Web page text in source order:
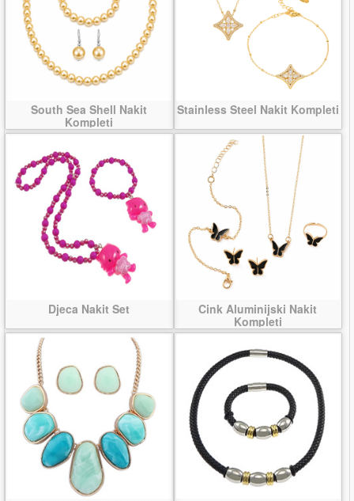
South Sea Shell Nakit
Kompleti
Stainless Steel Nakit Kompleti
Djeca Nakit Set
Cink Aluminijski Nakit
Kompleti